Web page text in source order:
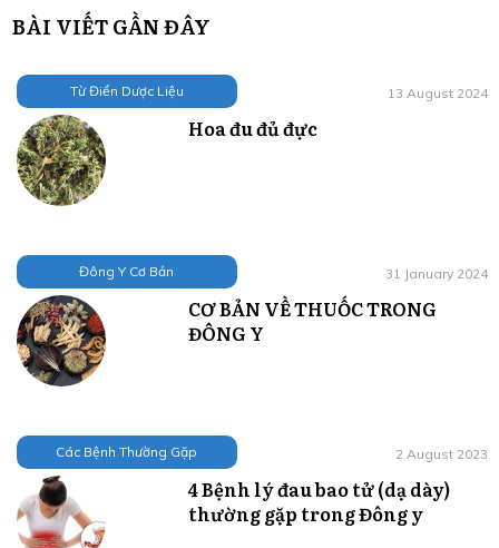
BÀI VIẾT GẦN ĐÂY
Từ Điển Dược Liệu 13 August 2024
Hoa đu đủ đực
Đông Y Cơ Bản 31 January 2024
CƠ BẢN VỀ THUỐC TRONG
ĐÔNG Y
Các Bệnh Thường Gặp 2 August 2023
4 Bệnh lý đau bao tử (dạ dày)
thường gặp trong Đông y